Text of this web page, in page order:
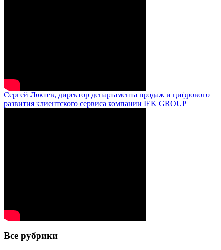
Сергей Локтев, директор департамента продаж и цифрового
развития клиентского сервиса компании IEK GROUP
Все рубрики